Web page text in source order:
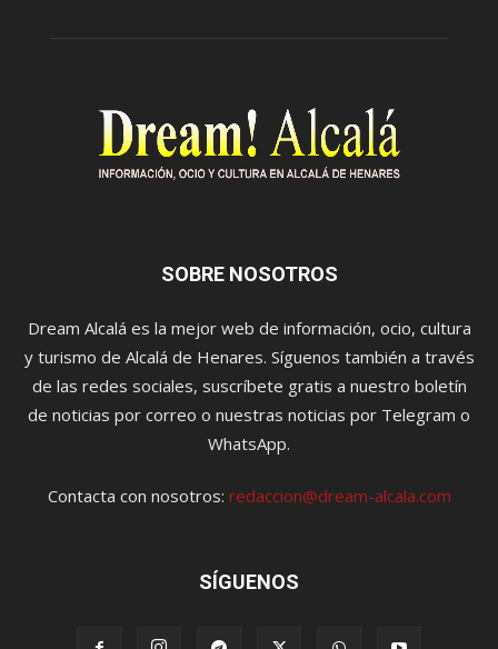
SOBRE NOSOTROS
Dream Alcalá es la mejor web de información, ocio, cultura
y turismo de Alcalá de Henares. Síguenos también a través
de las redes sociales, suscríbete gratis a nuestro boletín
de noticias por correo o nuestras noticias por Telegram o
WhatsApp.
Contacta con nosotros: redaccion@dream-alcala.com
SÍGUENOS